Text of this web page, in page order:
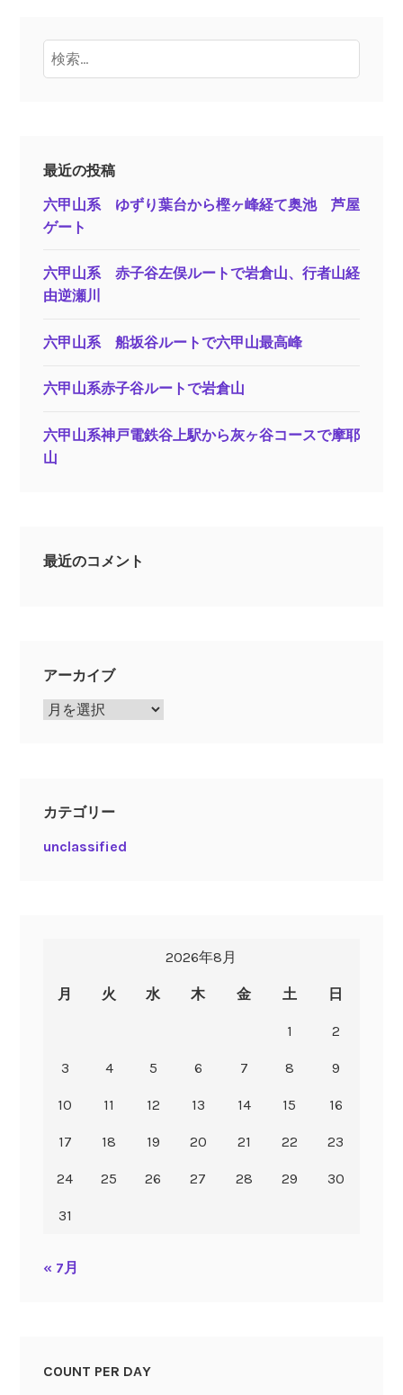
検
索:
最近の投稿
六甲山系 ゆずり葉台から樫ヶ峰経て奥池 芦屋
ゲート
六甲山系 赤子谷左俣ルートで岩倉山、行者山経
由逆瀬川
六甲山系 船坂谷ルートで六甲山最高峰
六甲山系赤子谷ルートで岩倉山
六甲山系神戸電鉄谷上駅から灰ヶ谷コースで摩耶
山
最近のコメント
アーカイブ
ア
カテゴリー
unclassified
2026年8月
月 火 水 木 金 土 日
1 2
3 4 5 6 7 8 9
10 11 12 13 14 15 16
17 18 19 20 21 22 23
24 25 26 27 28 29 30
31
« 7月
COUNT PER DAY